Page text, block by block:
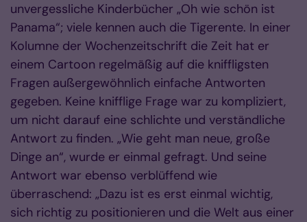
unvergessliche Kinderbücher „Oh wie schön ist
Panama“; viele kennen auch die Tigerente. In einer
Kolumne der Wochenzeitschrift die Zeit hat er
einem Cartoon regelmäßig auf die kniffligsten
Fragen außergewöhnlich einfache Antworten
gegeben. Keine knifflige Frage war zu kompliziert,
um nicht darauf eine schlichte und verständliche
Antwort zu finden. „Wie geht man neue, große
Dinge an“, wurde er einmal gefragt. Und seine
Antwort war ebenso verblüffend wie
überraschend: „Dazu ist es erst einmal wichtig,
sich richtig zu positionieren und die Welt aus einer